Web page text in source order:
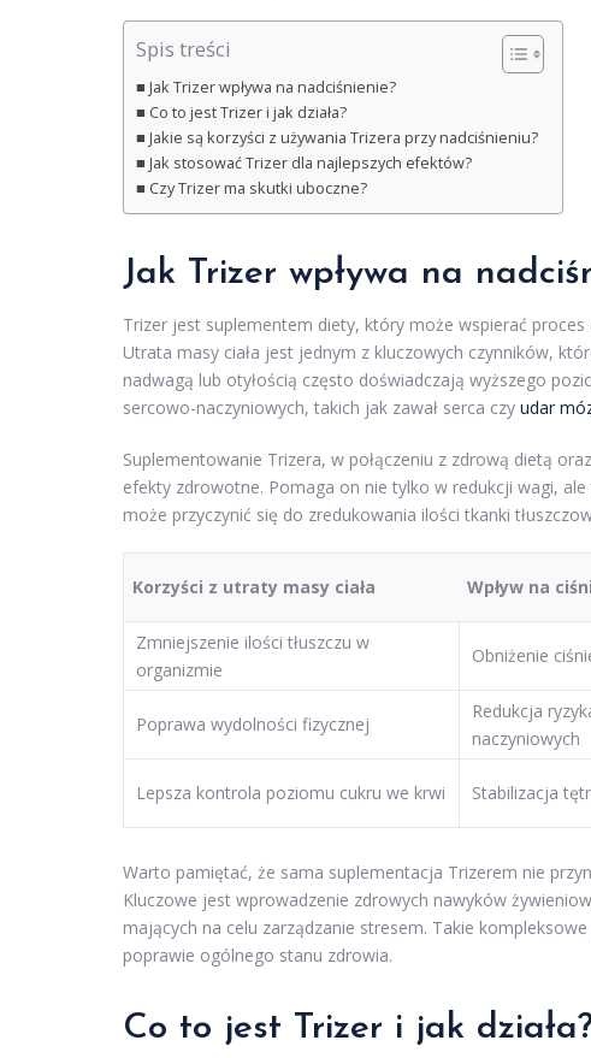
Spis treści
Jak Trizer wpływa na nadciśnienie?
Co to jest Trizer i jak działa?
Jakie są korzyści z używania Trizera przy nadciśnieniu?
Jak stosować Trizer dla najlepszych efektów?
Czy Trizer ma skutki uboczne?
Jak Trizer wpływa na
Trizer jest suplementem diety, który może wspierać
Utrata masy ciała jest jednym z kluczowych czynników,
nadwagą lub otyłością często doświadczają wyższego
sercowo-naczyniowych, takich jak zawał serca czy udar
Suplementowanie Trizera, w połączeniu z zdrową dietą
efekty zdrowotne. Pomaga on nie tylko w redukcji wagi,
może przyczynić się do zredukowania ilości tkanki
Korzyści z utraty masy ciała Wpływ na
Zmniejszenie ilości tłuszczu w
organizmie
Obniżenie
Poprawa wydolności fizycznej
Redukcja
naczyniowych
Lepsza kontrola poziomu cukru we krwi Stabilizacja
Warto pamiętać, że sama suplementacja Trizerem nie
Kluczowe jest wprowadzenie zdrowych nawyków
mających na celu zarządzanie stresem. Takie
poprawie ogólnego stanu zdrowia.
Co to jest Trizer i jak